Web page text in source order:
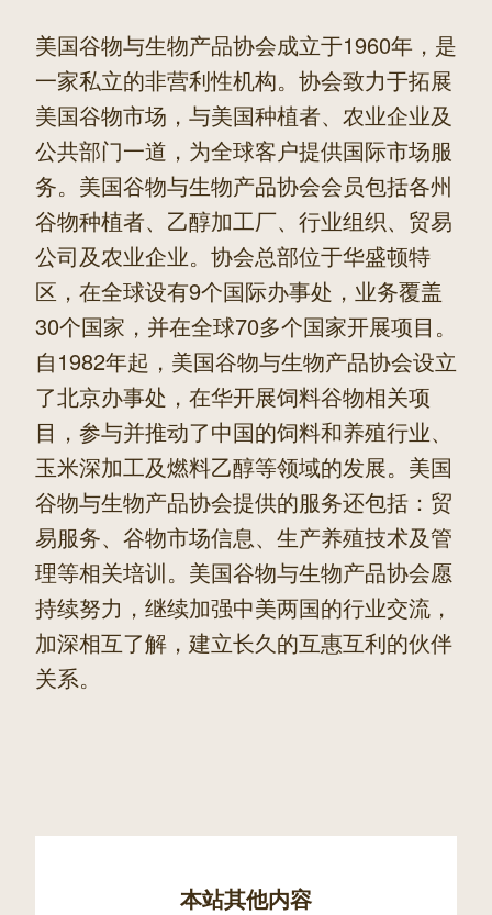
美国谷物与生物产品协会成立于1960年，是
一家私立的非营利性机构。协会致力于拓展
美国谷物市场，与美国种植者、农业企业及
公共部门一道，为全球客户提供国际市场服
务。美国谷物与生物产品协会会员包括各州
谷物种植者、乙醇加工厂、行业组织、贸易
公司及农业企业。协会总部位于华盛顿特
区，在全球设有9个国际办事处，业务覆盖
30个国家，并在全球70多个国家开展项目。
自1982年起，美国谷物与生物产品协会设立
了北京办事处，在华开展饲料谷物相关项
目，参与并推动了中国的饲料和养殖行业、
玉米深加工及燃料乙醇等领域的发展。美国
谷物与生物产品协会提供的服务还包括：贸
易服务、谷物市场信息、生产养殖技术及管
理等相关培训。美国谷物与生物产品协会愿
持续努力，继续加强中美两国的行业交流，
加深相互了解，建立长久的互惠互利的伙伴
关系。
本站其他内容